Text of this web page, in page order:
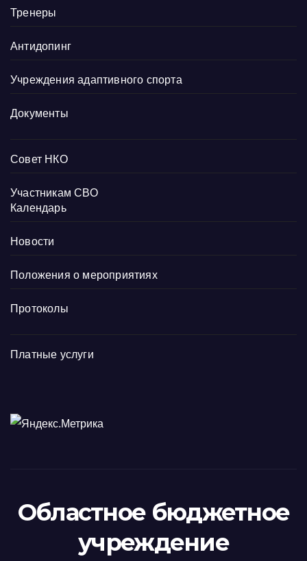
Тренеры
Антидопинг
Учреждения адаптивного спорта
Документы
Совет НКО
Участникам СВО
Календарь
Новости
Положения о мероприятиях
Протоколы
Платные услуги
Областное бюджетное
учреждение